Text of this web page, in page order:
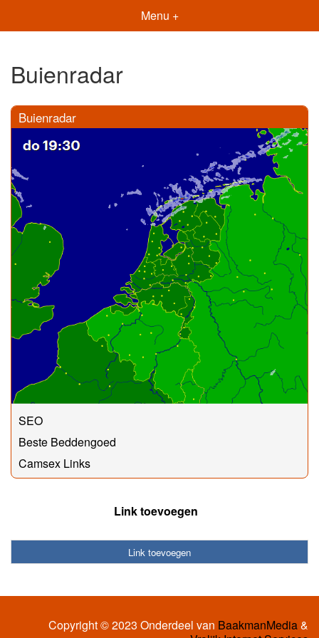
Menu +
Buienradar
Buienradar
SEO
Beste Beddengoed
Camsex Links
Link toevoegen
Link toevoegen
Copyright © 2023 Onderdeel van BaakmanMedia&